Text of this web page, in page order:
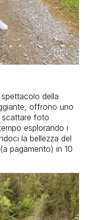
della
offrono uno
scattare foto
esplorando i
la bellezza del
pagamento) in 10